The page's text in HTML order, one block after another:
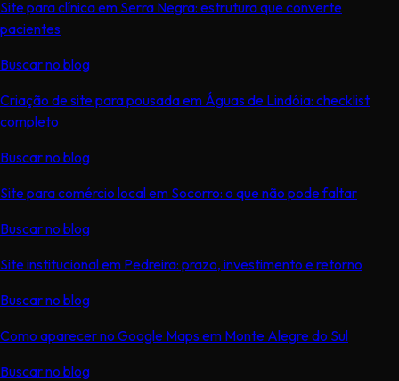
Site para clínica em Serra Negra: estrutura que converte
pacientes
Buscar no blog
Criação de site para pousada em Águas de Lindóia: checklist
completo
Buscar no blog
Site para comércio local em Socorro: o que não pode faltar
Buscar no blog
Site institucional em Pedreira: prazo, investimento e retorno
Buscar no blog
Como aparecer no Google Maps em Monte Alegre do Sul
Buscar no blog